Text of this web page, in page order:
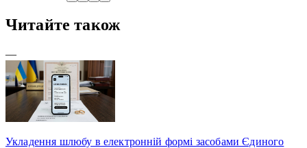
Читайте також
—
Укладення шлюбу в електронній формі засобами Єдиного